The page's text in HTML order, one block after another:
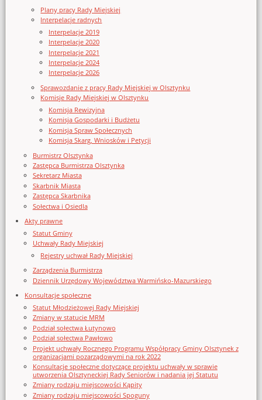
Plany pracy Rady Miejskiej
Interpelacje radnych
Interpelacje 2019
Interpelacje 2020
Interpelacje 2021
Interpelacje 2024
Interpelacje 2026
Sprawozdanie z pracy Rady Miejskiej w Olsztynku
Komisje Rady Miejskiej w Olsztynku
Komisja Rewizyjna
Komisja Gospodarki i Budżetu
Komisja Spraw Społecznych
Komisja Skarg, Wniosków i Petycji
Burmistrz Olsztynka
Zastępca Burmistrza Olsztynka
Sekretarz Miasta
Skarbnik Miasta
Zastępca Skarbnika
Sołectwa i Osiedla
Akty prawne
Statut Gminy
Uchwały Rady Miejskiej
Rejestry uchwał Rady Miejskiej
Zarządzenia Burmistrza
Dziennik Urzędowy Województwa Warmińsko-Mazurskiego
Konsultacje społeczne
Statut Młodzieżowej Rady Miejskiej
Zmiany w statucie MRM
Podział sołectwa Łutynowo
Podział sołectwa Pawłowo
Projekt uchwały Rocznego Programu Współpracy Gminy Olsztynek z
organizacjami pozarządowymi na rok 2022
Konsultacje społeczne dotyczące projektu uchwały w sprawie
utworzenia Olsztyneckiej Rady Seniorów i nadania jej Statutu
Zmiany rodzaju miejscowości Kąpity
Zmiany rodzaju miejscowości Spoguny